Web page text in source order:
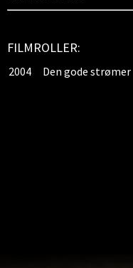
FILMROLLER:
2004 Den gode strømer